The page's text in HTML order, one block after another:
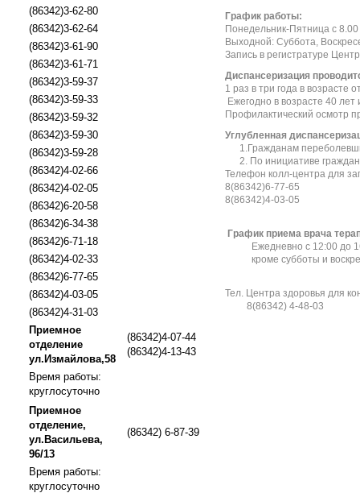
(86342)3-62-80
(86342)3-62-64
(86342)3-61-90
(86342)3-61-71
(86342)3-59-37
(86342)3-59-33
(86342)3-59-32
(86342)3-59-30
(86342)3-59-28
(86342)4-02-66
(86342)4-02-05
(86342)6-20-58
(86342)6-34-38
(86342)6-71-18
(86342)4-02-33
(86342)6-77-65
(86342)4-03-05
(86342)4-31-03
Приемное
отделение
ул.Измайлова,58
(86342)4-07-44
(86342)4-13-43
Время работы:
круглосуточно
Приемное
отделение,
ул.Васильева,
96/13
(86342) 6-87-39
Время работы:
круглосуточно
График работы:
Понедельник-Пятница с
Выходной: Суббота,
Запись в регистратуре
Диспансеризация
1 раз в три года в возрасте
Ежегодно в возрасте 40 лет
Профилактический осмотр
Углубленная
1.Гражданам
2. По инициативе
Телефон колл-центра для
8(86342)6-77-65
8(86342)4-03-05
График приема врача
Ежедневно с 12:00 до
кроме субботы и
Тел. Центра здоровья для
8(86342) 4-48-03